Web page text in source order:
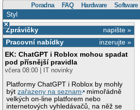
Poradna FAQ Hardware Software
Styl
×
napište »
Zprávičky
inzerujte »
Pracovní nabídky
EK: ChatGPT i Roblox mohou spadat
pod přísnější pravidla
včera 08:00 | IT novinky
Platformy ChatGPT i Roblox by mohly
býtzařazeny na seznam
mimořádně
velkých on-line platforem nebo
internetových vyhledávačů, na něž se